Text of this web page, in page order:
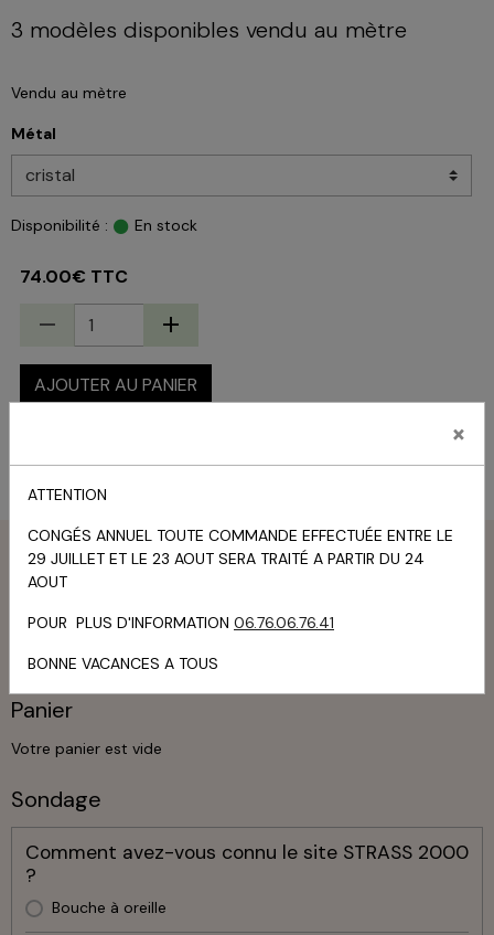
3 modèles disponibles vendu au mètre
Vendu au mètre
Métal
Disponibilité : En stock
74.00€ TTC
AJOUTER AU PANIER
Menu
Livre d'or
TOUS LES MESSAGES
Panier
Votre panier est vide
Sondage
Comment avez-vous connu le site STRASS 2000
?
Bouche à oreille
×
ATTENTION
CONGÉS ANNUEL TOUTE COMMANDE EFFECTUÉE ENTRE LE
29 JUILLET ET LE 23 AOUT SERA TRAITÉ A PARTIR DU 24
AOUT
POUR PLUS D'INFORMATION 06.76.06.76.41
BONNE VACANCES A TOUS